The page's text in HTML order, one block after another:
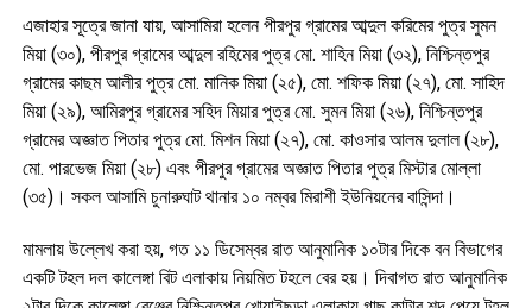
এজাহার সূত্রে জানা যায়, আসামিরা হলেন পীরপুর গ্রামের আব্দুল করিমের পুত্র সুমন
মিয়া (৩০), পীরপুর গ্রামের আব্দুল রহিমের পুত্র মো. শাহিন মিয়া (৩২), নিশ্চিন্তপুর
গ্রামের কাছম আলীর পুত্র মো. মানিক মিয়া (২৫), মো. শফিক মিয়া (২৭), মো. সাহিদ
মিয়া (২৯), আমিরপুর গ্রামের সহিদ মিয়ার পুত্র মো. সুমন মিয়া (২৬), নিশ্চিন্তপুর
গ্রামের অজ্ঞাত পিতার পুত্র মো. মিশন মিয়া (২৭), মো. কাওসার আলম দুলাল (২৮),
মো. পারভেজ মিয়া (২৮) এবং পীরপুর গ্রামের অজ্ঞাত পিতার পুত্র মিস্টার মোল্লা
(৩৫)। সকল আসামি চুনারুঘাট থানার ১০ নম্বর মিরাশী ইউনিয়নের বাসিন্দা।
মামলায় উল্লেখ করা হয়, গত ১১ ডিসেম্বর রাত আনুমানিক ১০টার দিকে বন বিভাগের
একটি টহল দল কালেঙ্গা বিট এলাকায় নিয়মিত টহলে বের হয়। দিবাগত রাত আনুমানিক